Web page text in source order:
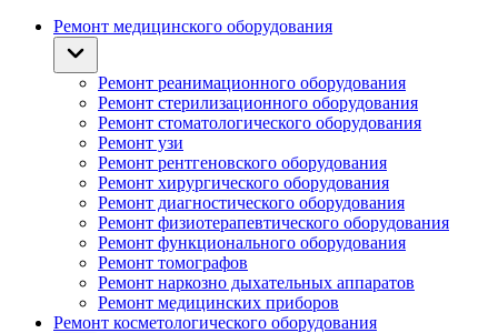
Ремонт медицинского оборудования
Ремонт реанимационного оборудования
Ремонт стерилизационного оборудования
Ремонт стоматологического оборудования
Ремонт узи
Ремонт рентгеновского оборудования
Ремонт хирургического оборудования
Ремонт диагностического оборудования
Ремонт физиотерапевтического оборудования
Ремонт функционального оборудования
Ремонт томографов
Ремонт наркозно дыхательных аппаратов
Ремонт медицинских приборов
Ремонт косметологического оборудования